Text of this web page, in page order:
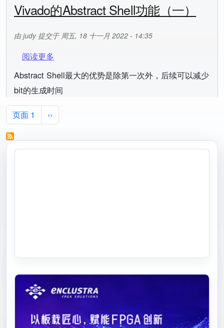
Vivado的Abstract Shell功能（一）
由judy提交于 周五, 18 十一月 2022 - 14:35
阅读更多
Abstract Shell最大的优势是除第一次外，后续可以减少
bit的生成时间
分页
页面 1 下一页
››